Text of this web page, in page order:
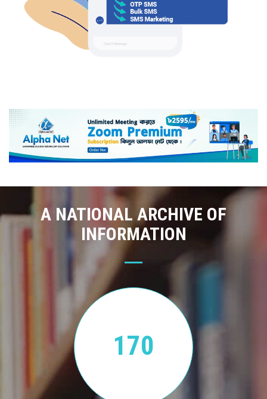
A NATIONAL ARCHIVE OF
INFORMATION
170